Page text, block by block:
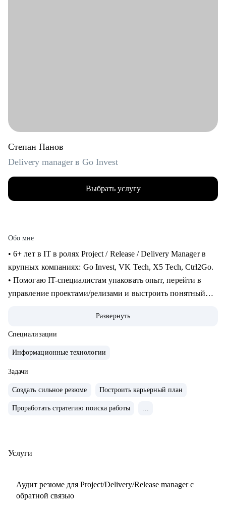
Степан Панов
Delivery manager в Go Invest
Выбрать услугу
Обо мне
• 6+ лет в IT в ролях Project / Release / Delivery Manager в
крупных компаниях: Go Invest, VK Tech, X5 Tech, Ctrl2Go.
• Помогаю IT-специалистам упаковать опыт, перейти в
управление проектами/релизами и выстроить понятный
• Обучение и сертификаты:
• 2024 — ITSM. Основы управления ИТ-услугами
• 2022 — «Поколение Python: курс для начинающих»
• 2021 — Kanban System Design, Professional Scrum Master
• Аудит резюме для Project / Delivery / Release Manager
• Переход в управление из разработки / аналитики /
Кому могу помочь:
Развернуть
Специализации
Информационные технологии
Задачи
Создать сильное резюме Построить карьерный план
Проработать стратегию поиска работы ...
Услуги
Аудит резюме для Project/Delivery/Release manager с
обратной связью